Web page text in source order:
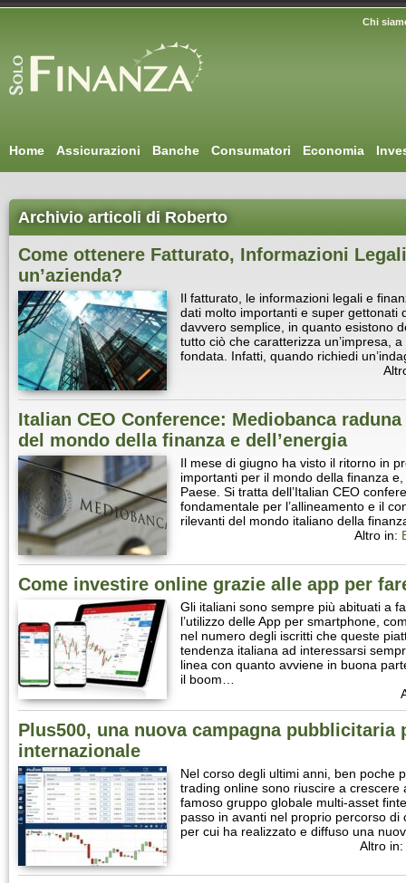
Chi
Home Assicurazioni Banche Consumatori Economia
Archivio articoli di Roberto
Come ottenere Fatturato, Informazioni
un’azienda?
Il fatturato, le informazioni legali e
dati molto importanti e super gettonati
davvero semplice, in quanto esistono
tutto ciò che caratterizza un’impresa,
fondata. Infatti, quando richiedi
Italian CEO Conference: Mediobanca
del mondo della finanza e dell’energia
Il mese di giugno ha visto il ritorno in
importanti per il mondo della finanza
Paese. Si tratta dell’Italian CEO
fondamentale per l’allineamento e il
rilevanti del mondo italiano della
Altro in:
Come investire online grazie alle app per
Gli italiani sono sempre più abituati a
l’utilizzo delle App per smartphone,
nel numero degli iscritti che queste
tendenza italiana ad interessarsi
linea con quanto avviene in buona
il boom…
Plus500, una nuova campagna pubblicitaria
internazionale
Nel corso degli ultimi anni, ben poche
trading online sono riuscire a crescere
famoso gruppo globale multi-asset
passo in avanti nel proprio percorso di
per cui ha realizzato e diffuso una
Altro in: